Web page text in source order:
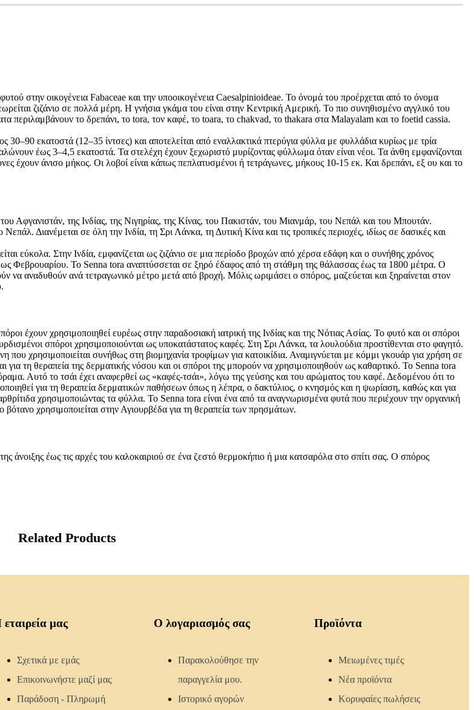
στην οικογένεια Fabaceae και την υποοικογένεια Caesalpinioideae. Το όνομά του προέρχεται από το όνομα
ζιζάνιο σε πολλά μέρη. Η γνήσια γκάμα του είναι στην Κεντρική Αμερική. Το πιο συνηθισμένο αγγλικό του
περιλαμβάνουν το δρεπάνι, το tora, τον καφέ, το toara, το chakvad, το thakara στα Malayalam και το foetid cassia.
εκατοστά (12–35 ίντσες) και αποτελείται από εναλλακτικά πτερύγια φύλλα με φυλλάδια κυρίως με τρία
έως 3–4,5 εκατοστά. Τα στελέχη έχουν ξεχωριστό μυρίζοντας φύλλωμα όταν είναι νέοι. Τα άνθη εμφανίζονται
έχουν άνισο μήκος. Οι λοβοί είναι κάπως πεπλατυσμένοι ή τετράγωνες, μήκους 10-15 εκ. Και δρεπάνι, εξ ου και το
Αφγανιστάν, της Ινδίας, της Νιγηρίας, της Κίνας, του Πακιστάν, του Μιανμάρ, του Νεπάλ και του Μπουτάν.
Διανέμεται σε όλη την Ινδία, τη Σρι Λάνκα, τη Δυτική Κίνα και τις τροπικές περιοχές, ιδίως σε δασικές και
εύκολα. Στην Ινδία, εμφανίζεται ως ζιζάνιο σε μια περίοδο βροχών από χέρσα εδάφη και ο συνήθης χρόνος
Φεβρουαρίου. Το Senna tora αναπτύσσεται σε ξηρό έδαφος από τη στάθμη της θάλασσας έως τα 1800 μέτρα. Ο
να αναδυθούν ανά τετραγωνικό μέτρο μετά από βροχή. Μόλις ωριμάσει ο σπόρος, μαζεύεται και ξηραίνεται στον
έχουν χρησιμοποιηθεί ευρέως στην παραδοσιακή ιατρική της Ινδίας και της Νότιας Ασίας. Το φυτό και οι σπόροι
σπόροι χρησιμοποιούνται ως υποκατάστατος καφές. Στη Σρι Λάνκα, τα λουλούδια προστίθενται στο φαγητό.
χρησιμοποιείται συνήθως στη βιομηχανία τροφίμων για κατοικίδια. Αναμιγνύεται με κόμμι γκουάρ για χρήση σε
για τη θεραπεία της δερματικής νόσου και οι σπόροι της μπορούν να χρησιμοποιηθούν ως καθαρτικό. Το Senna tora
Αυτό το τσάι έχει αναφερθεί ως «καφές-τσάι», λόγω της γεύσης και του αρώματος του καφέ. Δεδομένου ότι το
για τη θεραπεία δερματικών παθήσεων όπως η λέπρα, ο δακτύλιος, ο κνησμός και η ψωρίαση, καθώς και για
χρησιμοποιώντας τα φύλλα. Το Senna tora είναι ένα από τα αναγνωρισμένα φυτά που περιέχουν την οργανική
βότανο χρησιμοποιείται στην Αγιουρβέδα για τη θεραπεία των πρησμάτων.
άνοιξης έως τις αρχές του καλοκαιριού σε ένα ζεστό θερμοκήπιο ή μια κατσαρόλα στο σπίτι σας. Ο σπόρος
Related Products
μας
Σχετικά με εμάς
Επικοινωνήστε μαζί μας
Παράδοση - Πληρωμή
Ο λογαριασμός σας
Παρακολούθησε την
παραγγελία μου.
Ιστορικό αγορών
Προϊόντα
Μειωμένες τιμές
Νέα προϊόντα
Κορυφαίες πωλήσεις